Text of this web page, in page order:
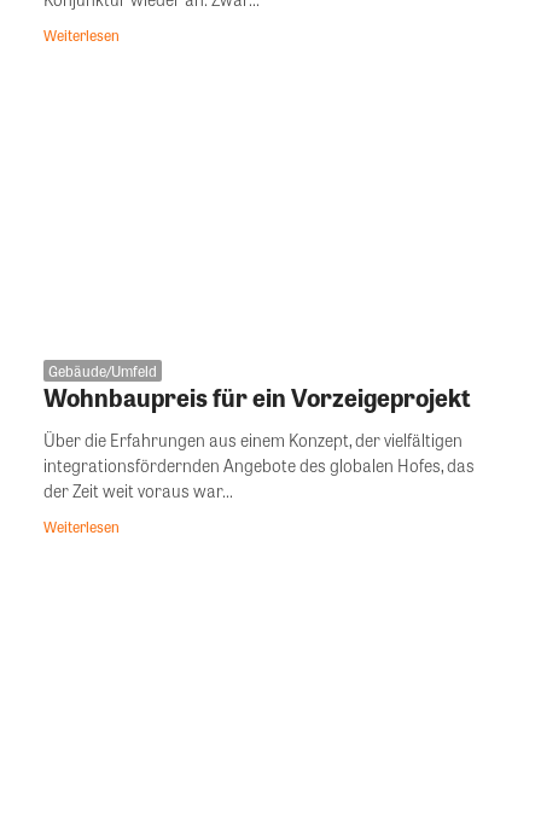
Weiterlesen
Gebäude/Umfeld
Wohnbaupreis für ein Vorzeigeprojekt
Über die Erfahrungen aus einem Konzept, der vielfältigen
integrationsfördernden Angebote des globalen Hofes, das
der Zeit weit voraus war...
Weiterlesen